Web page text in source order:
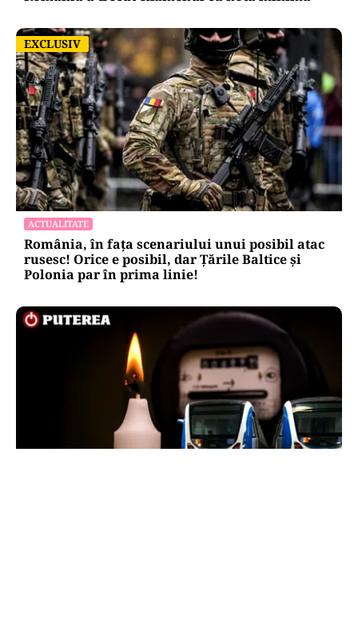
EXCLUSIV
EXCLUSIV
ACTUALITATE
România, în fața scenariului unui posibil atac
rusesc! Orice e posibil, dar Țările Baltice și
Polonia par în prima linie!